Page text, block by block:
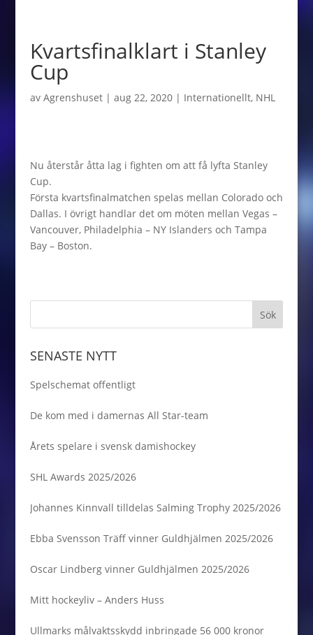
Kvartsfinalklart i Stanley
Cup
av Agrenshuset| aug 22, 2020| Internationellt, NHL
Nu återstår åtta lag i fighten om att få lyfta Stanley
Cup.
Första kvartsfinalmatchen spelas mellan Colorado och
Dallas. I övrigt handlar det om möten mellan Vegas –
Vancouver, Philadelphia – NY Islanders och Tampa
Bay – Boston.
SENASTE NYTT
Spelschemat offentligt
De kom med i damernas All Star-team
Årets spelare i svensk damishockey
SHL Awards 2025/2026
Johannes Kinnvall tilldelas Salming Trophy 2025/2026
Ebba Svensson Träff vinner Guldhjälmen 2025/2026
Oscar Lindberg vinner Guldhjälmen 2025/2026
Mitt hockeyliv – Anders Huss
Ullmarks målvaktsskydd inbringade 56 000 kronor